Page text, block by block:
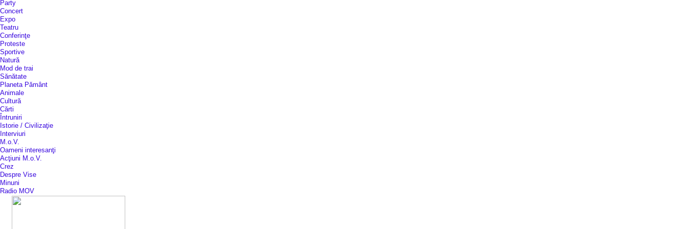
Party
Concert
Expo
Teatru
Conferinţe
Proteste
Sportive
Natură
Mod de trai
Sănătate
Planeta Pământ
Animale
Cultură
Cărti
Întruniri
Istorie / Civilizaţie
Interviuri
M.o.V.
Oameni interesanţi
Acţiuni M.o.V.
Crez
Despre Vise
Minuni
Radio MOV